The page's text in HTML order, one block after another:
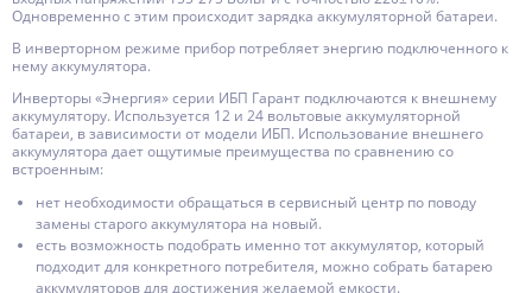
Одновременно с этим происходит зарядка аккумуляторной батареи.
В инверторном режиме прибор потребляет энергию подключенного к
нему аккумулятора.
Инверторы «Энергия» серии ИБП Гарант подключаются к внешнему
аккумулятору. Используется 12 и 24 вольтовые аккумуляторной
батареи, в зависимости от модели ИБП. Использование внешнего
аккумулятора дает ощутимые преимущества по сравнению со
встроенным:
нет необходимости обращаться в сервисный центр по поводу
замены старого аккумулятора на новый.
есть возможность подобрать именно тот аккумулятор, который
подходит для конкретного потребителя, можно собрать батарею
аккумуляторов для достижения желаемой емкости.